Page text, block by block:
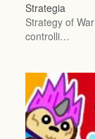
Strategia
Strategy of
controlli…